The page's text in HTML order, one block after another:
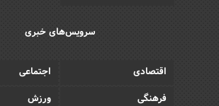
سرویس‌های خبری
اقتصادی
اجتماعی
فرهنگی
ورزش